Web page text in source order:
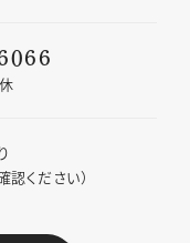
認ください）